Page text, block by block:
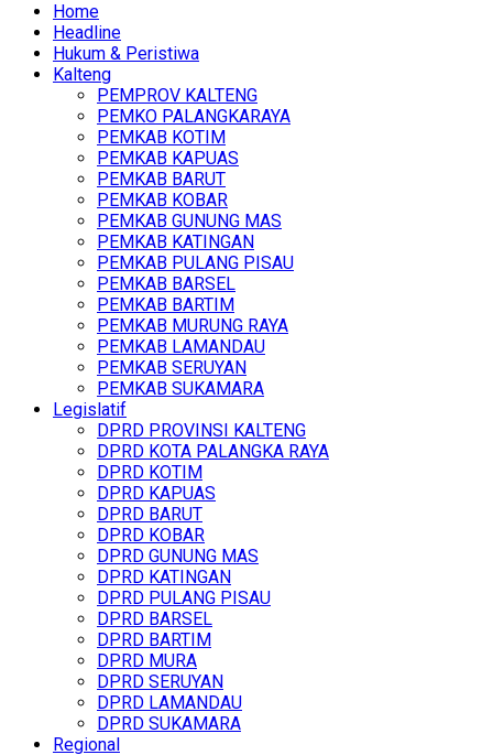
Home
Headline
Hukum & Peristiwa
Kalteng
PEMPROV KALTENG
PEMKO PALANGKARAYA
PEMKAB KOTIM
PEMKAB KAPUAS
PEMKAB BARUT
PEMKAB KOBAR
PEMKAB GUNUNG MAS
PEMKAB KATINGAN
PEMKAB PULANG PISAU
PEMKAB BARSEL
PEMKAB BARTIM
PEMKAB MURUNG RAYA
PEMKAB LAMANDAU
PEMKAB SERUYAN
PEMKAB SUKAMARA
Legislatif
DPRD PROVINSI KALTENG
DPRD KOTA PALANGKA RAYA
DPRD KOTIM
DPRD KAPUAS
DPRD BARUT
DPRD KOBAR
DPRD GUNUNG MAS
DPRD KATINGAN
DPRD PULANG PISAU
DPRD BARSEL
DPRD BARTIM
DPRD MURA
DPRD SERUYAN
DPRD LAMANDAU
DPRD SUKAMARA
Regional